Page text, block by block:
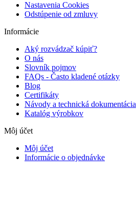
Nastavenia Cookies
Odstúpenie od zmluvy
Informácie
Aký rozvádzač kúpiť?
O nás
Slovník pojmov
FAQs - Často kladené otázky
Blog
Certifikáty
Návody a technická dokumentácia
Katalóg výrobkov
Môj účet
Môj účet
Informácie o objednávke